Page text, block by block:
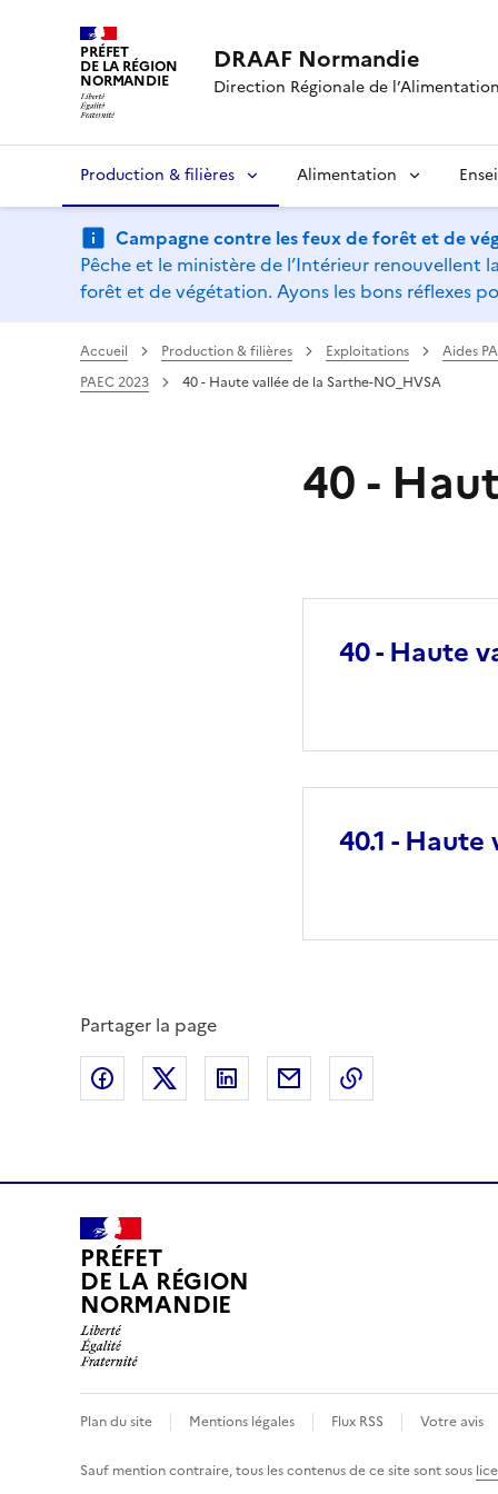
PRÉFET
DE LA RÉGION
NORMANDIE
DRAAF Normandie
Direction Régionale de
Production & filières Alimentation
Campagne contre les feux de forêt et de
Pêche et le ministère de l’Intérieur
forêt et de végétation. Ayons les bons réflexes
Accueil Production & filières Exploitations
Aides
PAEC 2023
40 - Haute vallée de la Sarthe-NO_HVSA
40 -
40 - Haute
40.1 -
Partager la page
Partager sur Facebook
Partager sur X (anciennement
Partager sur LinkedIn
Partager par email
PRÉFET
DE LA RÉGION
NORMANDIE
Plan du site Mentions légales Flux RSS Votre avis
Sauf mention contraire, tous les contenus de ce site sont sous